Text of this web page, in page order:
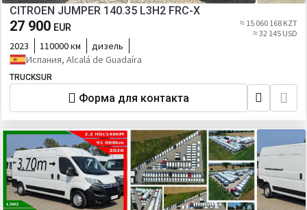
CITROEN JUMPER 140.35 L3H2 FRC-X
27 900 EUR
≈ 15 060 168 KZT
≈ 32 145 USD
2023 110000 км
дизель
Испания, Alcalá de Guadaíra
TRUCKSUR
Форма для контакта